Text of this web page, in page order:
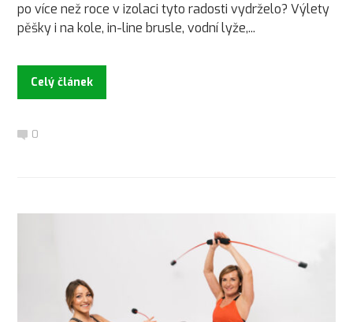
po více než roce v izolaci tyto radosti vydrželo? Výlety
pěšky i na kole, in-line brusle, vodní lyže,...
Celý článek
0